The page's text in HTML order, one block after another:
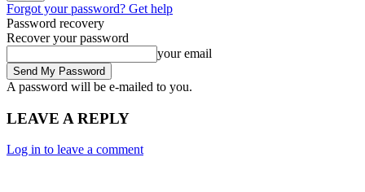
Forgot your password? Get help
Password recovery
Recover your password
your email
A password will be e-mailed to you.
LEAVE A REPLY
Log in to leave a comment